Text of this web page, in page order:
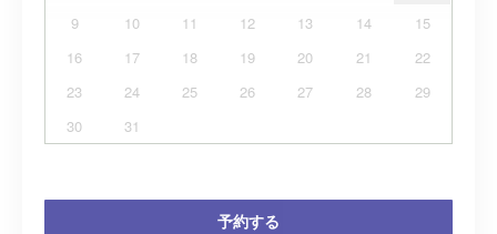
9
10 11 12 13 14
15
16
17 18 19 20 21
22
23
24 25 26 27 28
29
30
31
予約する